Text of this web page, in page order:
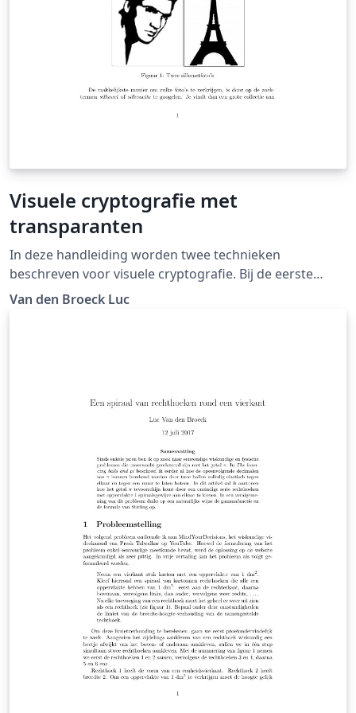
Visuele cryptografie met
transparanten
In deze handleiding worden twee technieken
beschreven voor visuele cryptografie. Bij de eerste
techniek worden twee transparanten met schijnbaar
roepen. De enige voorkennis die nodig is om deze
technieken te kunnen uitvoeren, is het gebruik van een
rekenblad (hier: Excel) en van een
fotobewerkingsprogramma.
Van den Broeck Luc